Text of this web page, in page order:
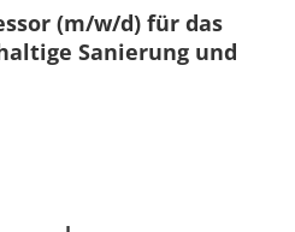
(m/w/d) für das
Sanierung und